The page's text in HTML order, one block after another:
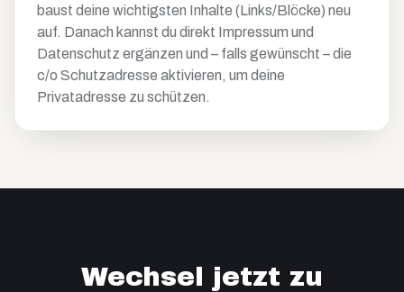
baust deine wichtigsten Inhalte (Links/Blöcke) neu
auf. Danach kannst du direkt Impressum und
Datenschutz ergänzen und – falls gewünscht – die
c/o Schutzadresse aktivieren, um deine
Privatadresse zu schützen.
Wechsel jetzt zu